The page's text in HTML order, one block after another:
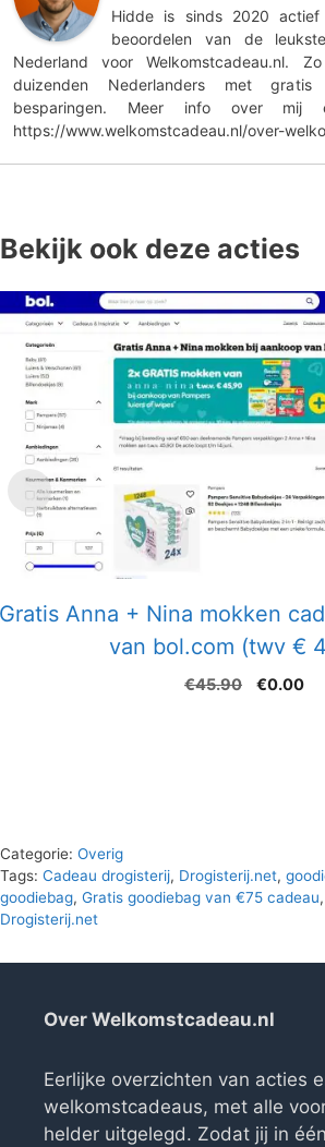
Hidde is sinds 2020
beoordelen van de
Nederland voor Welkomstcadeau.nl.
duizenden Nederlanders met
besparingen. Meer info over mij
https://www.welkomstcadeau.nl/over-
Bekijk ook deze acties
Gratis Anna + Nina mokken
van bol.com (twv €
€45.90 €0.00
Categorie: Overig
Tags: Cadeau drogisterij, Drogisterij.net,
goodiebag, Gratis goodiebag van €75 cadeau,
Drogisterij.net
Over Welkomstcadeau.nl
Eerlijke overzichten van acties
welkomstcadeaus, met alle
helder uitgelegd. Zodat jij in